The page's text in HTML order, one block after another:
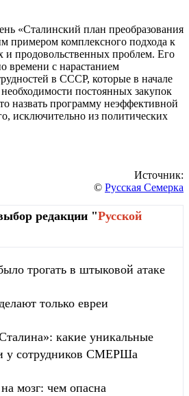
«Сталинский план преобразования
примером комплексного подхода к
и продовольственных проблем. Его
времени с нарастанием
в СССР, которые в начале
постоянных закупок
назвать программу неэффективной
исключительно из политических
Источник:
© Русская Семерка
редакции "Русской
трогать в штыковой атаке
только евреи
какие уникальные
у сотрудников СМЕРШа
мозг: чем опасна